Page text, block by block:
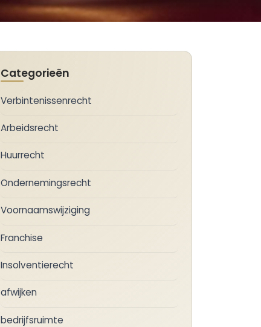
Categorieën
Verbintenissenrecht
Arbeidsrecht
Huurrecht
Ondernemingsrecht
Voornaamswijziging
Franchise
Insolventierecht
afwijken
bedrijfsruimte